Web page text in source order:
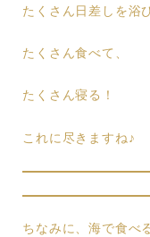
たくさん日差しを浴
たくさん食べて、
たくさん寝る！
これに尽きますね♪
ちなみに、海で食べ